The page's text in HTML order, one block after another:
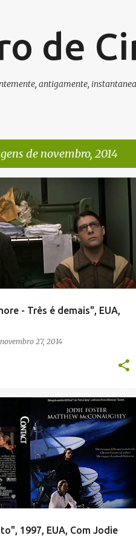
de
antigamente,
de novembro, 2014
- Três é demais", EUA,
novembro 27, 2014
1997, EUA, Com Jodie